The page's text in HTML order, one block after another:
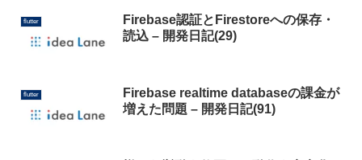
flutter
Firebase認証とFirestoreへの保存・
読込 – 開発日記(29)
flutter
Firebase realtime databaseの課金が
増えた問題 – 開発日記(91)